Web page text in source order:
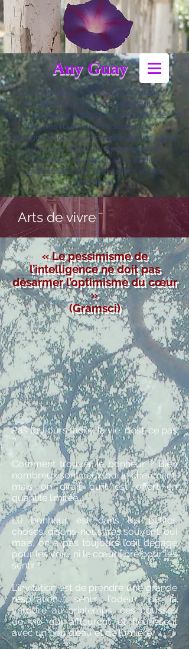
Any Guay
Soins participatifs, sensibles et créatifs /
Accueil absolu de votre singularité /
Accompagnement dans la découverte de vos
besoins relationnels spécifiques /
Enseignements psychosociologiques utiles
pour vous, dans une dynamique de
cocréation "in situ" du sens et des
significations, des orientations et des
directions.
Arts de vivre
« Le pessimisme de
l’intelligence ne doit pas
désarmer l’optimisme du cœur
»
(Gramsci)
Pas toujours facile, la vie, n'est-ce pas
?
Comment trouver le bonheur ? Bien
nombreux sont ceux qui le cherchent,
mais on dirait qu'il est offert en
quantité limitée...
Le bonheur est dans les petites
choses, disons-nous très souvent, oui
mais, on a pas toujours l’œil dégagé
pour les voir... ni le cœur libre pour les
sentir !
L'invitation est de prendre une grande
respiration... sentir l'odeur de la
verdure au printemps, ces pousses
de vie qui affleurent et fleurissent
avec un peu d'eau et de lumière.